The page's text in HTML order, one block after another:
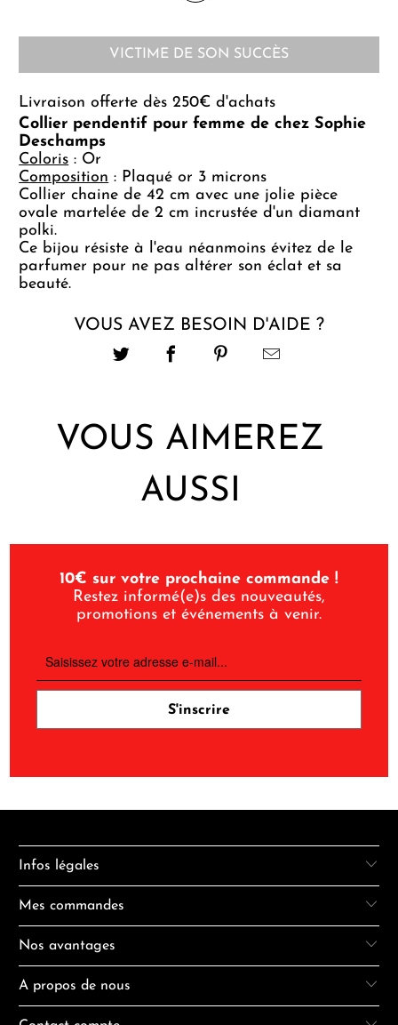
VICTIME DE SON SUCCÈS
Livraison offerte dès 250€ d'achats
Collier pendentif pour femme de chez Sophie
Deschamps
Coloris : Or
Composition : Plaqué or 3 microns
Collier chaine de 42 cm avec une jolie pièce
ovale martelée de 2 cm incrustée d'un diamant
polki.
Ce bijou résiste à l'eau néanmoins évitez de le
parfumer pour ne pas altérer son éclat et sa
beauté.
VOUS AVEZ BESOIN D'AIDE ?
VOUS AIMEREZ
AUSSI
10€ sur votre prochaine commande !
Restez informé(e)s des nouveautés,
promotions et événements à venir.
Infos légales
Mes commandes
Nos avantages
A propos de nous